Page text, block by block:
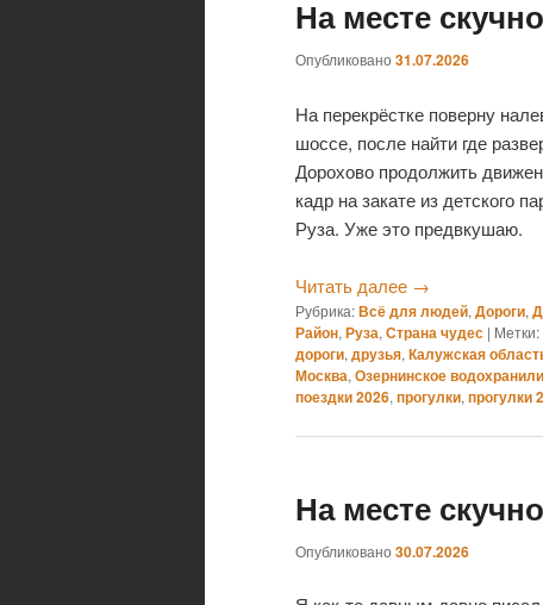
На месте
Опубликовано 31.07.2026
На перекрёстке поверну
шоссе, после найти где
Дорохово продолжить
кадр на закате из детского
Руза. Уже это предвкушаю.
Читать далее →
Рубрика:Всё для людей, Дороги,
Район, Руза, Страна чудес | Метки:
дороги, друзья, Калужская
Москва, Озернинское
поездки 2026, прогулки, прогулки
На месте
Опубликовано 30.07.2026